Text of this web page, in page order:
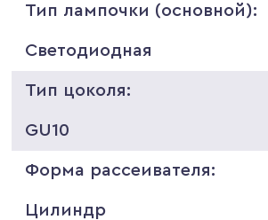
Тип лампочки (основной):
Светодиодная
Тип цоколя:
GU10
Форма рассеивателя:
Цилиндр